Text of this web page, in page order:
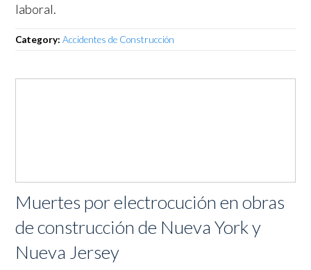
laboral.
Category:Accidentes de Construcción
Muertes por electrocución en obras
de construcción de Nueva York y
Nueva Jersey